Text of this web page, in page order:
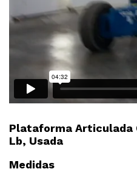
Plataforma Articulada
Lb, Usada
Medidas